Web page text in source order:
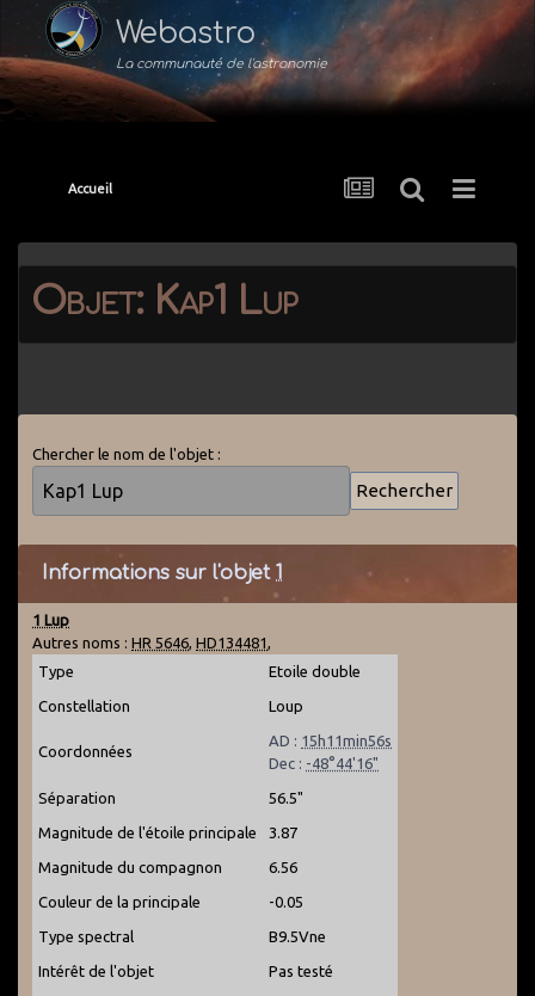
Webastro
La communauté de l'astronomie
Accueil
Objet: Kap1 Lup
Chercher le nom de l'objet :
Informations sur l'objet 1
1 Lup
Autres noms : HR 5646, HD134481,
Type
Etoile double
Constellation Loup
Coordonnées
AD : 15h11min56s
Dec : -48°44'16"
Séparation 56.5"
Magnitude de l'étoile principale 3.87
Magnitude du compagnon 6.56
Couleur de la principale -0.05
Type spectral B9.5Vne
Intérêt de l'objet Pas testé